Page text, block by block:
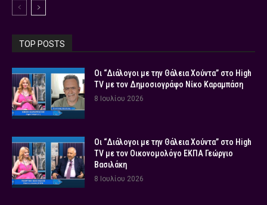
TOP POSTS
Οι “Διάλογοι με την Θάλεια Χούντα” στο High
TV με τον Δημοσιογράφο Νίκο Καραμπάση
8 Ιουλίου 2026
Οι “Διάλογοι με την Θάλεια Χούντα” στο High
TV με τον Οικονομολόγο ΕΚΠΑ Γεώργιο
Βασιλάκη
8 Ιουλίου 2026